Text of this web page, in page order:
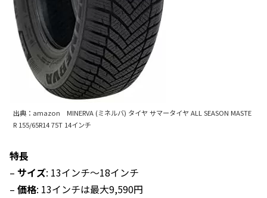
出典：amazon MINERVA (ミネルバ) タイヤ サマータイヤ ALL SEASON MASTE
R 155/65R14 75T 14インチ
特長
– サイズ: 13インチ〜18インチ
– 価格: 13インチは最大9,590円